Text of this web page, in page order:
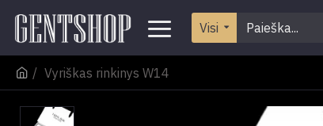
Visi
Vyriškas rinkinys W14